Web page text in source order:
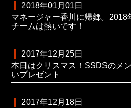
2018年01月01日
マネージャー香川に帰郷。
チームは熱いです！
2017年12月25日
本日はクリスマス！SSDSのメ
いプレゼント
2017年12月18日